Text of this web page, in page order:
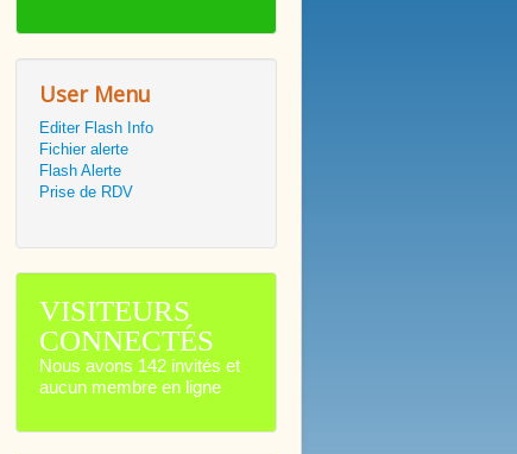
User Menu
Editer Flash Info
Fichier alerte
Flash Alerte
Prise de RDV
VISITEURS
CONNECTÉS
Nous avons 142 invités et
aucun membre en ligne